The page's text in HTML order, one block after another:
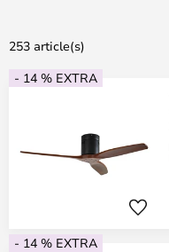
253 article(s)
- 14 % EXTRA
- 14 % EXTRA